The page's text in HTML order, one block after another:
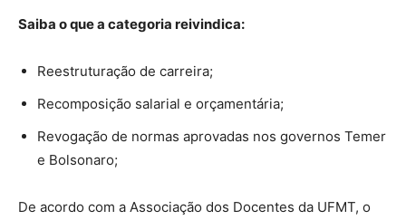
Saiba o que a categoria reivindica:
Reestruturação de carreira;
Recomposição salarial e orçamentária;
Revogação de normas aprovadas nos governos Temer
e Bolsonaro;
De acordo com a Associação dos Docentes da UFMT, o